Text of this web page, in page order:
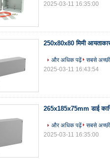
2025-03-11 16:35:00
250x80x80 मिमी
और अधिक पढ़ें
सबसे
2025-03-11 16:43:54
265x185x75mm डाई
और अधिक पढ़ें
सबसे
2025-03-11 16:35:00